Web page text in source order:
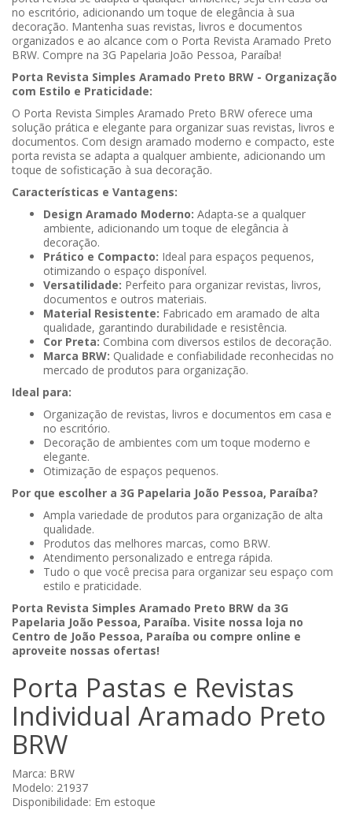
no escritório, adicionando um toque de elegância à sua
decoração. Mantenha suas revistas, livros e documentos
organizados e ao alcance com o Porta Revista Aramado Preto
BRW. Compre na 3G Papelaria João Pessoa, Paraíba!
Porta Revista Simples Aramado Preto BRW - Organização
com Estilo e Praticidade:
O Porta Revista Simples Aramado Preto BRW oferece uma
solução prática e elegante para organizar suas revistas, livros e
documentos. Com design aramado moderno e compacto, este
porta revista se adapta a qualquer ambiente, adicionando um
toque de sofisticação à sua decoração.
Características e Vantagens:
Design Aramado Moderno: Adapta-se a qualquer
ambiente, adicionando um toque de elegância à
decoração.
Prático e Compacto: Ideal para espaços pequenos,
otimizando o espaço disponível.
Versatilidade: Perfeito para organizar revistas, livros,
documentos e outros materiais.
Material Resistente: Fabricado em aramado de alta
qualidade, garantindo durabilidade e resistência.
Cor Preta: Combina com diversos estilos de decoração.
Marca BRW: Qualidade e confiabilidade reconhecidas no
mercado de produtos para organização.
Ideal para:
Organização de revistas, livros e documentos em casa e
no escritório.
Decoração de ambientes com um toque moderno e
elegante.
Otimização de espaços pequenos.
Por que escolher a 3G Papelaria João Pessoa, Paraíba?
Ampla variedade de produtos para organização de alta
qualidade.
Produtos das melhores marcas, como BRW.
Atendimento personalizado e entrega rápida.
Tudo o que você precisa para organizar seu espaço com
estilo e praticidade.
Porta Revista Simples Aramado Preto BRW da 3G
Papelaria João Pessoa, Paraíba. Visite nossa loja no
Centro de João Pessoa, Paraíba ou compre online e
aproveite nossas ofertas!
Porta Pastas e Revistas
Individual Aramado Preto
BRW
Marca: BRW
Modelo: 21937
Disponibilidade: Em estoque